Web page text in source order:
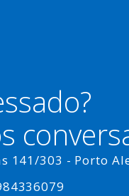
141/303 - Porto